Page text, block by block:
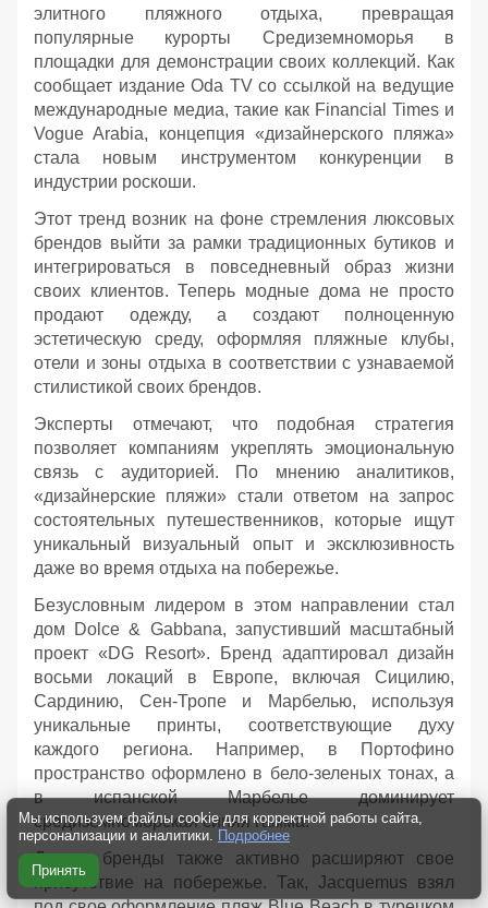
элитного пляжного отдыха, превращая
популярные курорты Средиземноморья в
площадки для демонстрации своих коллекций. Как
сообщает издание Oda TV со ссылкой на ведущие
международные медиа, такие как Financial Times и
Vogue Arabia, концепция «дизайнерского пляжа»
стала новым инструментом конкуренции в
индустрии роскоши.
Этот тренд возник на фоне стремления люксовых
брендов выйти за рамки традиционных бутиков и
интегрироваться в повседневный образ жизни
своих клиентов. Теперь модные дома не просто
продают одежду, а создают полноценную
эстетическую среду, оформляя пляжные клубы,
отели и зоны отдыха в соответствии с узнаваемой
стилистикой своих брендов.
Эксперты отмечают, что подобная стратегия
позволяет компаниям укреплять эмоциональную
связь с аудиторией. По мнению аналитиков,
«дизайнерские пляжи» стали ответом на запрос
состоятельных путешественников, которые ищут
уникальный визуальный опыт и эксклюзивность
даже во время отдыха на побережье.
Безусловным лидером в этом направлении стал
дом Dolce & Gabbana, запустивший масштабный
проект «DG Resort». Бренд адаптировал дизайн
восьми локаций в Европе, включая Сицилию,
Сардинию, Сен-Тропе и Марбелью, используя
уникальные принты, соответствующие духу
каждого региона. Например, в Портофино
пространство оформлено в бело-зеленых тонах, а
в испанской Марбелье доминирует
средиземноморская синяя гамма.
Другие бренды также активно расширяют свое
присутствие на побережье. Так, Jacquemus взял
Мы используем файлы cookie для корректной работы сайта,
персонализации и аналитики. Подробнее
Принять